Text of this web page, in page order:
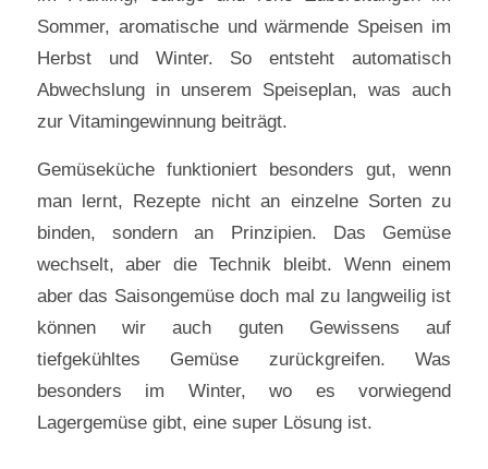
Sommer, aromatische und wärmende Speisen im
Herbst und Winter. So entsteht automatisch
Abwechslung in unserem Speiseplan, was auch
zur Vitamingewinnung beiträgt.
Gemüseküche funktioniert besonders gut, wenn
man lernt, Rezepte nicht an einzelne Sorten zu
binden, sondern an Prinzipien. Das Gemüse
wechselt, aber die Technik bleibt. Wenn einem
aber das Saisongemüse doch mal zu langweilig ist
können wir auch guten Gewissens auf
tiefgekühltes Gemüse zurückgreifen. Was
besonders im Winter, wo es vorwiegend
Lagergemüse gibt, eine super Lösung ist.